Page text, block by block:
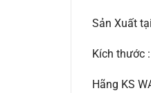
Sản Xuất
Kích thước
Hãng KS